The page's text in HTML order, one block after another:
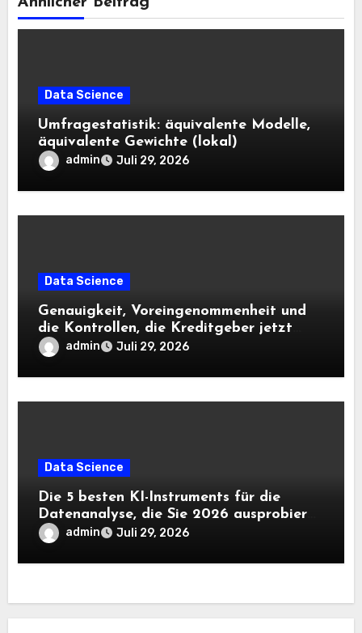
Data Science
Umfragestatistik: äquivalente Modelle,
äquivalente Gewichte (lokal)
admin Juli 29, 2026
Data Science
Genauigkeit, Voreingenommenheit und
die Kontrollen, die Kreditgeber jetzt
benötigen |
admin Juli 29, 2026
Data Science
Die 5 besten KI-Instruments für die
Datenanalyse, die Sie 2026 ausprobieren
solltenadmin Juli 29, 2026